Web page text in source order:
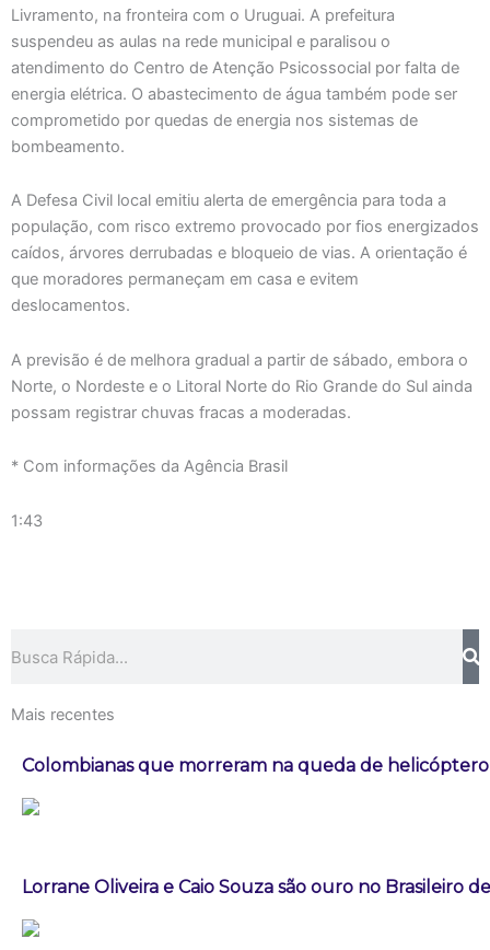
Livramento, na fronteira com o Uruguai. A prefeitura
suspendeu as aulas na rede municipal e paralisou o
atendimento do Centro de Atenção Psicossocial por falta de
energia elétrica. O abastecimento de água também pode ser
comprometido por quedas de energia nos sistemas de
bombeamento.
A Defesa Civil local emitiu alerta de emergência para toda a
população, com risco extremo provocado por fios energizados
caídos, árvores derrubadas e bloqueio de vias. A orientação é
que moradores permaneçam em casa e evitem
deslocamentos.
A previsão é de melhora gradual a partir de sábado, embora o
Norte, o Nordeste e o Litoral Norte do Rio Grande do Sul ainda
possam registrar chuvas fracas a moderadas.
* Com informações da Agência Brasil
1:43
Mais recentes
Colombianas que morreram na queda de
Lorrane Oliveira e Caio Souza são ouro no Brasileiro